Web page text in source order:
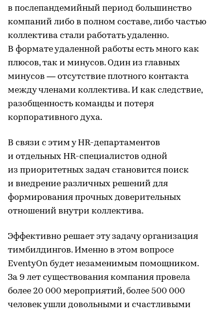
в послепандемийный период большинство
компаний либо в полном составе, либо частью
коллектива стали работать удаленно.
В формате удаленной работы есть много как
плюсов, так и минусов. Один из главных
минусов — отсутствие плотного контакта
между членами коллектива. И как следствие,
разобщенность команды и потеря
корпоративного духа.
В связи с этим у HR-департаментов
и отдельных HR-специалистов одной
из приоритетных задач становится поиск
и внедрение различных решений для
формирования прочных доверительных
отношений внутри коллектива.
Эффективно решает эту задачу организация
тимбилдингов. Именно в этом вопросе
EventyOn будет незаменимым помощником.
За 9 лет существования компания провела
более 20 000 мероприятий, более 500 000
человек ушли довольными и счастливыми